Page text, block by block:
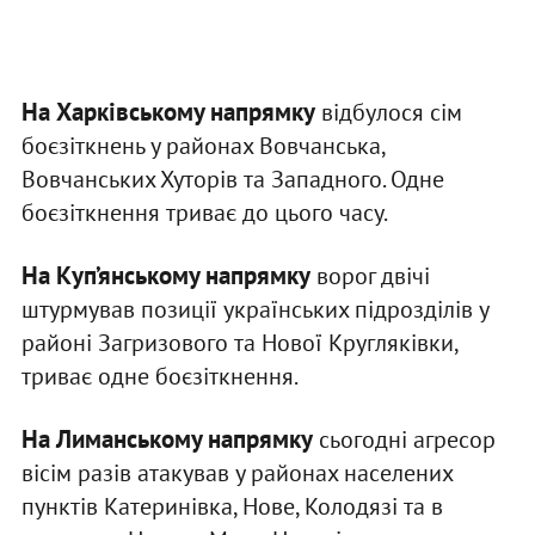
На Харківському напрямкувідбулося сім
боєзіткнень у районах Вовчанська,
Вовчанських Хуторів та Западного. Одне
боєзіткнення триває до цього часу.
На Куп’янському напрямкуворог двічі
штурмував позиції українських підрозділів у
районі Загризового та Нової Кругляківки,
триває одне боєзіткнення.
На Лиманському напрямкусьогодні агресор
вісім разів атакував у районах населених
пунктів Катеринівка, Нове, Колодязі та в